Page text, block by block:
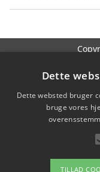
Dette
Dette websted bruger
bruge vores
TILLAD